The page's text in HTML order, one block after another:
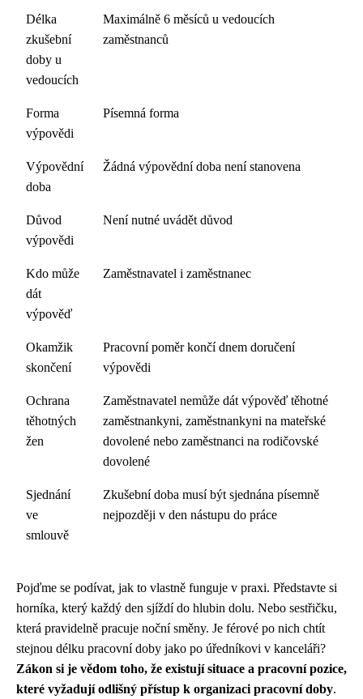
Délka
zkušební
doby u
vedoucích
Maximálně 6 měsíců u vedoucích
zaměstnanců
Forma
výpovědi
Písemná forma
Výpovědní
doba
Žádná výpovědní doba není stanovena
Důvod
výpovědi
Není nutné uvádět důvod
Kdo může
dát
výpověď
Zaměstnavatel i zaměstnanec
Okamžik
skončení
Pracovní poměr končí dnem doručení
výpovědi
Ochrana
těhotných
žen
Zaměstnavatel nemůže dát výpověď těhotné
zaměstnankyni, zaměstnankyni na mateřské
dovolené nebo zaměstnanci na rodičovské
dovolené
Sjednání
ve
smlouvě
Zkušební doba musí být sjednána písemně
nejpozději v den nástupu do práce
Pojďme se podívat, jak to vlastně funguje v praxi. Představte si
horníka, který každý den sjíždí do hlubin dolu. Nebo sestřičku,
která pravidelně pracuje noční směny. Je férové po nich chtít
stejnou délku pracovní doby jako po úředníkovi v kanceláři?
Zákon si je vědom toho, že existují situace a pracovní pozice,
které vyžadují odlišný přístup k organizaci pracovní doby.